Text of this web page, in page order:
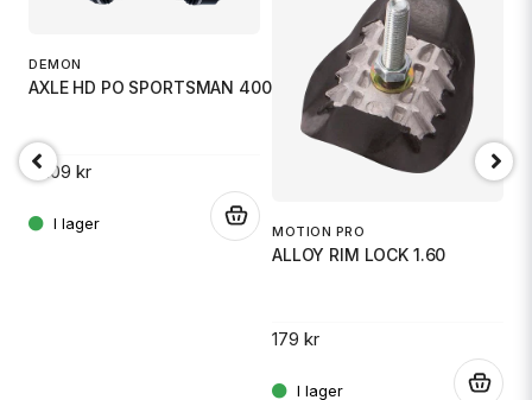
email
Mejladress
Ja, ni får publicera min fråga
DEMON
AXLE HD PO SPORTSMAN 400/450/5
3 109 kr
MOTION PRO
ALLOY RIM LOCK 1.60
179 kr